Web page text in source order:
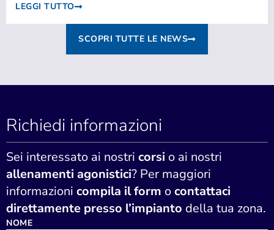
LEGGI TUTTO
SCOPRI TUTTE LE NEWS
Richiedi informazioni
Sei interessato ai nostri corsi o ai nostri
allenamenti agonistici? Per maggiori
informazioni compila il form ocontattaci
direttamente presso l’impianto della tua zona.
NOME